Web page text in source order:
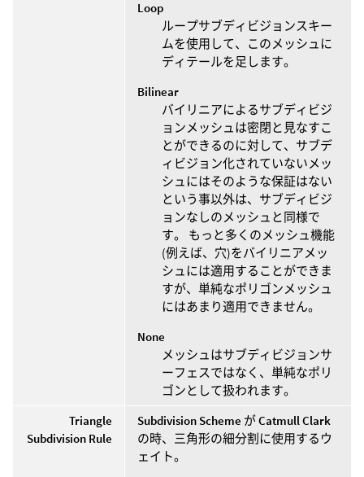
Loop
ループサブディビジョンスキー
ムを使用して、このメッシュに
ディテールを足します。
Bilinear
バイリニアによるサブディビジ
ョンメッシュは密閉と見なすこ
とができるのに対して、サブデ
ィビジョン化されていないメッ
シュにはそのような保証はない
という事以外は、サブディビジ
ョンなしのメッシュと同様で
す。 もっと多くのメッシュ機能
(例えば、穴)をバイリニアメッ
シュには適用することができま
すが、単純なポリゴンメッシュ
にはあまり適用できません。
None
メッシュはサブディビジョンサ
ーフェスではなく、単純なポリ
ゴンとして扱われます。
Triangle
Subdivision Rule
Subdivision Scheme がCatmull Clark
の時、三角形の細分割に使用するウ
ェイト。